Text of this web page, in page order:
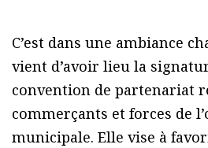
C’est dans une ambiance
vient d’avoir lieu la
convention de partenariat
commerçants et forces de
municipale. Elle vise à